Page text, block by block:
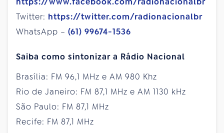
Twitter: https://twitter.com/radionacionalbr
WhatsApp – (61) 99674-1536
Saiba como sintonizar a Rádio Nacional
Brasília: FM 96,1 MHz e AM 980 Khz
Rio de Janeiro: FM 87,1 MHz e AM 1130 kHz
São Paulo: FM 87,1 MHz
Recife: FM 87,1 MHz